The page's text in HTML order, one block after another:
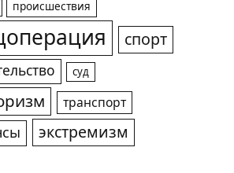
происшествия
спорт
суд
транспорт
экстремизм